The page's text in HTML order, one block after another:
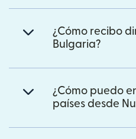
¿Cómo recibo
Bulgaria?
¿Cómo puedo
países desde